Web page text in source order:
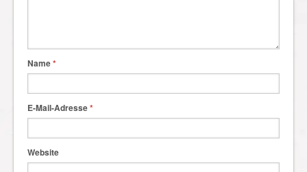
Name*
E-Mail-Adresse*
Website